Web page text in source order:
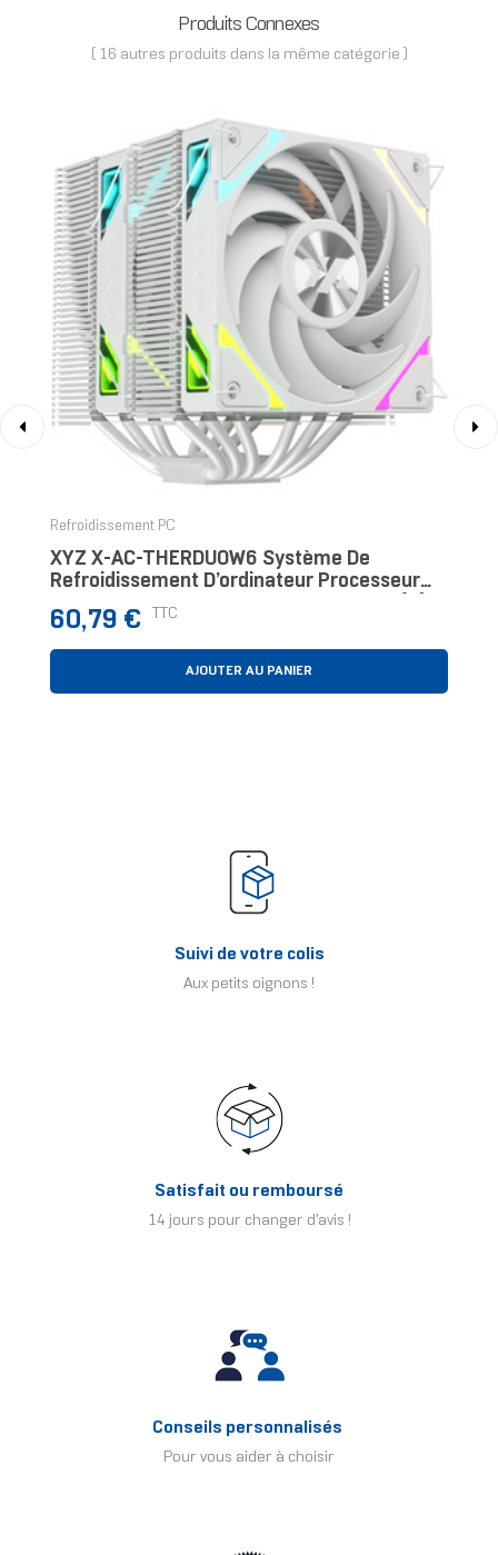
Produits Connexes
( 16 autres produits dans la même catégorie )
Refroidissement PC
XYZ X-AC-THERDUOW6 Système De
Refroidissement D’ordinateur Processeur
Refroidisseur D'air 12 Cm Blanc 1 Pièce(s)
Prix
60,79 € TTC
AJOUTER AU PANIER
Suivi de votre colis
Aux petits oignons !
Satisfait ou remboursé
14 jours pour changer d'avis !
Conseils personnalisés
Pour vous aider à choisir